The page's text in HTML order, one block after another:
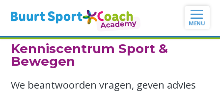
naar
inhoudKenniscentrum Sport &
Bewegen
We beantwoorden vragen, geven advies